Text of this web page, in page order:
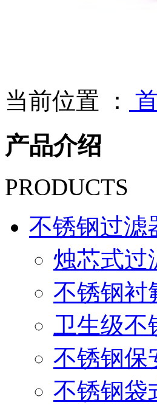
当前位置 ：
产品介绍
PRODUCTS
不锈钢过滤
烛芯式过
不锈钢衬
卫生级不
不锈钢保
不锈钢袋